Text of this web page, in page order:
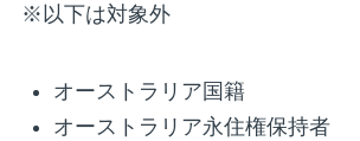
※以下は対象外
オーストラリア国籍
オーストラリア永住権保持者